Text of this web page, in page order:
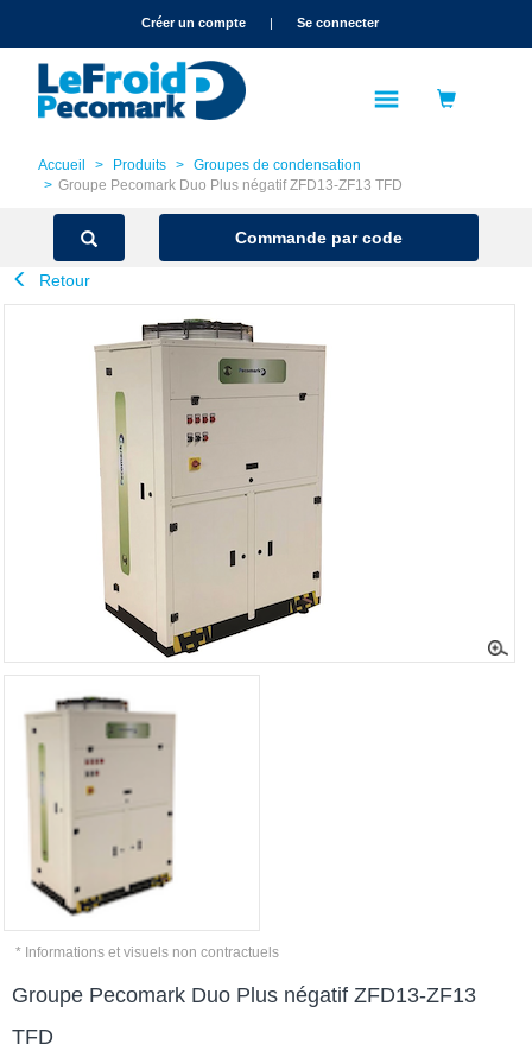
text.skipToNavigationCréer un compte | Se connecter
Accueil Produits
Groupes de condensation
Groupe Pecomark Duo Plus négatif ZFD13-ZF13 TFD
Commande par code
Retour
* Informations et visuels non contractuels
Groupe Pecomark Duo Plus négatif ZFD13-ZF13
TFD